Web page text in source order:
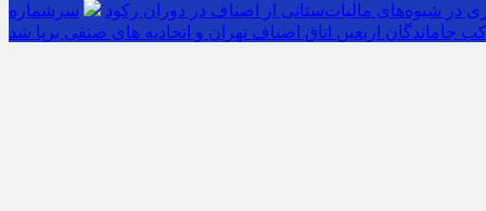
در شیوه‌های مالیات‌ستانی از اصناف در دوران رکود
جاماندگان اربعین اتاق اصناف تهران و اتحادیه های صنفی برپا شد